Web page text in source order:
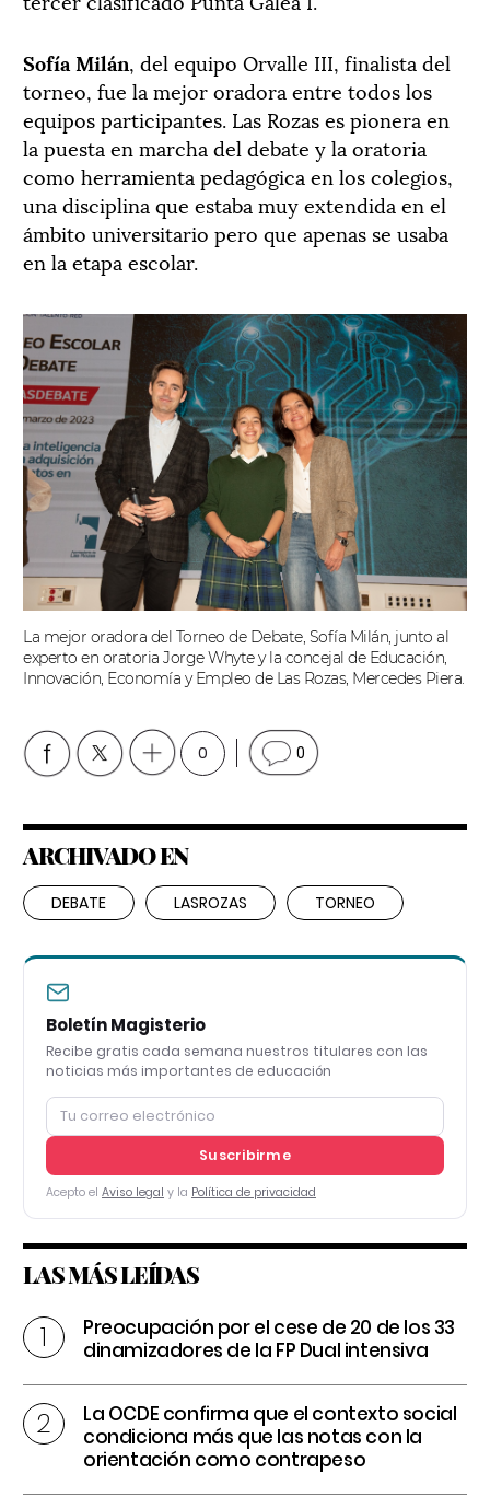
Sofía Milán, del equipo Orvalle III, finalista del
torneo, fue la mejor oradora entre todos los
equipos participantes. Las Rozas es pionera en
la puesta en marcha del debate y la oratoria
como herramienta pedagógica en los colegios,
una disciplina que estaba muy extendida en el
ámbito universitario pero que apenas se usaba
en la etapa escolar.
La mejor oradora del Torneo de Debate, Sofía Milán, junto al
experto en oratoria Jorge Whyte y la concejal de Educación,
Innovación, Economía y Empleo de Las Rozas, Mercedes Piera.
0 0
ARCHIVADO EN
DEBATE LASROZAS TORNEO
Boletín Magisterio
Recibe gratis cada semana nuestros titulares con las
noticias más importantes de educación
Suscribirme
Acepto el Aviso legal y la Política de privacidad
LAS MÁS LEÍDAS
Preocupación por el cese de 20 de los 33
dinamizadores de la FP Dual intensiva
La OCDE confirma que el contexto social
condiciona más que las notas con la
orientación como contrapeso